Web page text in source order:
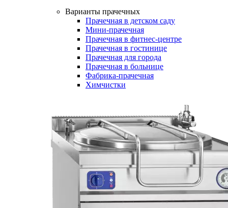
Варианты прачечных
Прачечная в детском саду
Мини-прачечная
Прачечная в фитнес-центре
Прачечная в гостинице
Прачечная для города
Прачечная в больнице
Фабрика-прачечная
Химчистки